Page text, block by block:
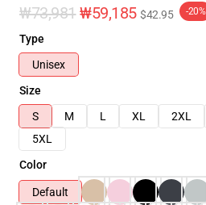
₩73,981 ₩59,185 $42.95 -20%
Type
Unisex
Size
S
M L XL 2XL
5XL
Color
Default